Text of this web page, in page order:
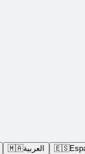
🇲🇦العربية 🇪🇸